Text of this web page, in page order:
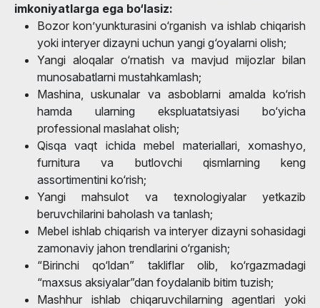
imkoniyatlarga ega bo‘lasiz:
Bozor kon’yunkturasini o‘rganish va ishlab chiqarish
yoki interyer dizayni uchun yangi g‘oyalarni olish;
Yangi aloqalar o‘rnatish va mavjud mijozlar bilan
munosabatlarni mustahkamlash;
Mashina, uskunalar va asboblarni amalda ko‘rish
hamda ularning ekspluatatsiyasi bo‘yicha
professional maslahat olish;
Qisqa vaqt ichida mebel materiallari, xomashyo,
furnitura va butlovchi qismlarning keng
assortimentini ko‘rish;
Yangi mahsulot va texnologiyalar yetkazib
beruvchilarini baholash va tanlash;
Mebel ishlab chiqarish va interyer dizayni sohasidagi
zamonaviy jahon trendlarini o‘rganish;
“Birinchi qo‘ldan” takliflar olib, ko‘rgazmadagi
“maxsus aksiyalar”dan foydalanib bitim tuzish;
Mashhur ishlab chiqaruvchilarning agentlari yoki